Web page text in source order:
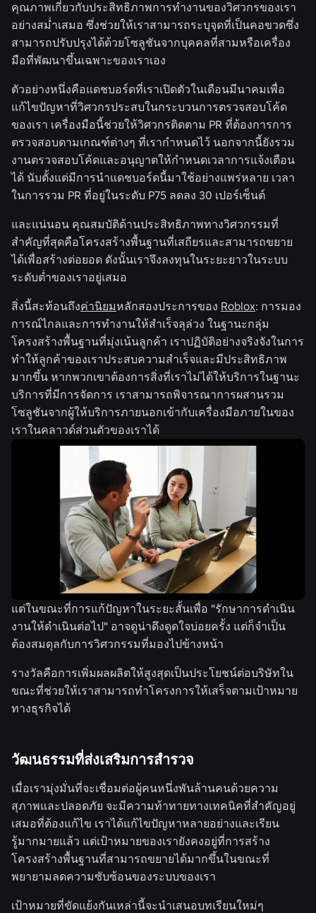
คุณภาพเกี่ยวกับประสิทธิภาพการทำงานของวิศวกรของเรา
อย่างสม่ำเสมอ ซึ่งช่วยให้เราสามารถระบุจุดที่เป็นคอขวดซึ่ง
สามารถปรับปรุงได้ด้วยโซลูชันจากบุคคลที่สามหรือเครื่อง
มือที่พัฒนาขึ้นเฉพาะของเราเอง
ตัวอย่างหนึ่งคือแดชบอร์ดที่เราเปิดตัวในเดือนมีนาคมเพื่อ
แก้ไขปัญหาที่วิศวกรประสบในกระบวนการตรวจสอบโค้ด
ของเรา เครื่องมือนี้ช่วยให้วิศวกรติดตาม PR ที่ต้องการการ
ตรวจสอบตามเกณฑ์ต่างๆ ที่เรากำหนดไว้ นอกจากนี้ยังรวม
งานตรวจสอบโค้ดและอนุญาตให้กำหนดเวลาการแจ้งเตือน
ได้ นับตั้งแต่มีการนำแดชบอร์ดนี้มาใช้อย่างแพร่หลาย เวลา
ในการรวม PR ที่อยู่ในระดับ P75 ลดลง 30 เปอร์เซ็นต์
และแน่นอน คุณสมบัติด้านประสิทธิภาพทางวิศวกรรมที่
สำคัญที่สุดคือโครงสร้างพื้นฐานที่เสถียรและสามารถขยาย
ได้เพื่อสร้างต่อยอด ดังนั้นเราจึงลงทุนในระยะยาวในระบบ
ระดับต่ำของเราอยู่เสมอ
สิ่งนี้สะท้อนถึงค่านิยมหลักสองประการของ Roblox: การมอง
การณ์ไกลและการทำงานให้สำเร็จลุล่วง ในฐานะกลุ่ม
โครงสร้างพื้นฐานที่มุ่งเน้นลูกค้า เราปฏิบัติอย่างจริงจังในการ
ทำให้ลูกค้าของเราประสบความสำเร็จและมีประสิทธิภาพ
มากขึ้น หากพวกเขาต้องการสิ่งที่เราไม่ได้ให้บริการในฐานะ
บริการที่มีการจัดการ เราสามารถพิจารณาการผสานรวม
โซลูชันจากผู้ให้บริการภายนอกเข้ากับเครื่องมือภายในของ
เราในคลาวด์ส่วนตัวของเราได้
แต่ในขณะที่การแก้ปัญหาในระยะสั้นเพื่อ "รักษาการดำเนิน
งานให้ดำเนินต่อไป" อาจดูน่าดึงดูดใจบ่อยครั้ง แต่ก็จำเป็น
ต้องสมดุลกับการวิศวกรรมที่มองไปข้างหน้า
รางวัลคือการเพิ่มผลผลิตให้สูงสุดเป็นประโยชน์ต่อบริษัทใน
ขณะที่ช่วยให้เราสามารถทำโครงการให้เสร็จตามเป้าหมาย
ทางธุรกิจได้
วัฒนธรรมที่ส่งเสริมการสำรวจ
เมื่อเรามุ่งมั่นที่จะเชื่อมต่อผู้คนหนึ่งพันล้านคนด้วยความ
สุภาพและปลอดภัย จะมีความท้าทายทางเทคนิคที่สำคัญอยู่
เสมอที่ต้องแก้ไข เราได้แก้ไขปัญหาหลายอย่างและเรียน
รู้มากมายแล้ว แต่เป้าหมายของเรายังคงอยู่ที่การสร้าง
โครงสร้างพื้นฐานที่สามารถขยายได้มากขึ้นในขณะที่
พยายามลดความซับซ้อนของระบบของเรา
เป้าหมายที่ขัดแย้งกันเหล่านี้จะนำเสนอบทเรียนใหม่ๆ